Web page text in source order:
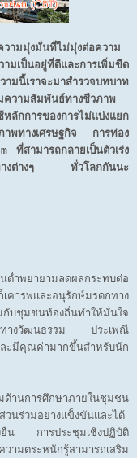
วามมุ่งมั่นที่ไม่มุ่งต่อความ
มเป็นอยู่ที่ดีและการเพิ่มขีด
มนี้เราจะมาสำรวจบทบาท
ความสัมพันธ์ทางชีวภาพ
ลักการของการไม่แบ่งแยก
าพทางเศรษฐกิจ การท่อง
สามารถกลายเป็นตัวเร่ง
ยทางต่างๆ ทั่วโลกกันนะ
ต่ำพยายามลดผลกระทบต่อ
ารพและอนุรักษ์มรดกทาง
บชุมชนท้องถิ่นทำให้มั่นใจ
าทางวัฒนธรรม ประเพณี
ะมีคุณค่ามากขึ้นสำหรับนัก
ด้านการศึกษาภายในชุมชน
วนร่วมอย่างแข็งขันและได้
งยืน การประชุมเชิงปฏิบัติ
ามตระหนักรู้สามารถเสริม